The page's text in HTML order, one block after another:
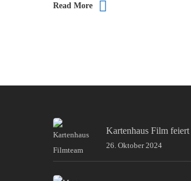
Read More
Kartenhaus Film
26. Oktober 2024